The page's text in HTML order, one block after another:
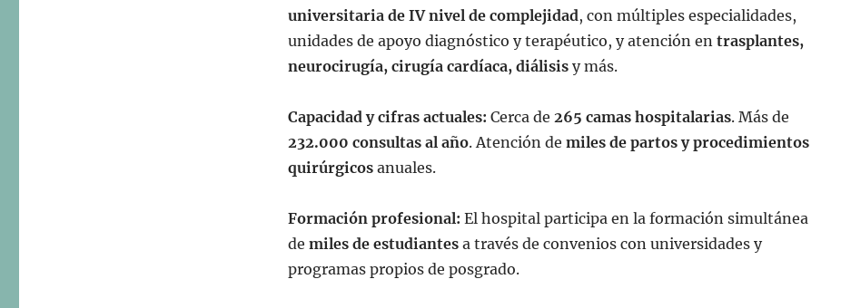
universitaria de IV nivel de complejidad, con múltiples especialidades,
unidades de apoyo diagnóstico y terapéutico, y atención en trasplantes,
neurocirugía, cirugía cardíaca, diálisisy más.
Capacidad y cifras actuales: Cerca de 265 camas hospitalarias. Más de
232.000 consultas al año. Atención de miles de partos y procedimientos
quirúrgicosanuales.
Formación profesional: El hospital participa en la formación simultánea
de miles de estudiantesa través de convenios con universidades y
programas propios de posgrado.